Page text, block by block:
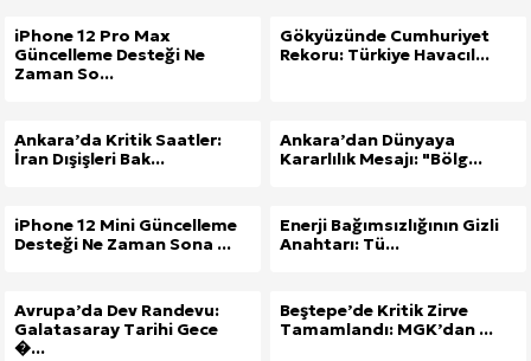
iPhone 12 Pro Max
Güncelleme Desteği Ne
Zaman So...
Gökyüzünde Cumhuriyet
Rekoru: Türkiye Havacıl...
Ankara’da Kritik Saatler:
İran Dışişleri Bak...
Ankara’dan Dünyaya
Kararlılık Mesajı: "Bölg...
iPhone 12 Mini Güncelleme
Desteği Ne Zaman Sona ...
Enerji Bağımsızlığının Gizli
Anahtarı: Tü...
Avrupa’da Dev Randevu:
Galatasaray Tarihi Gece
�...
Beştepe’de Kritik Zirve
Tamamlandı: MGK’dan ...